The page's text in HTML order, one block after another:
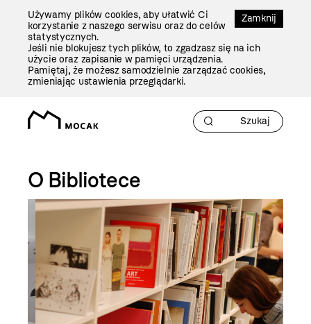
Zamknij
Używamy plików cookies, aby ułatwić Ci
korzystanie z naszego serwisu oraz do celów
statystycznych.
Jeśli nie blokujesz tych plików, to zgadzasz się na ich
użycie oraz zapisanie w pamięci urządzenia.
Pamiętaj, że możesz samodzielnie zarządzać cookies,
zmieniając ustawienia przeglądarki.
O Bibliotece